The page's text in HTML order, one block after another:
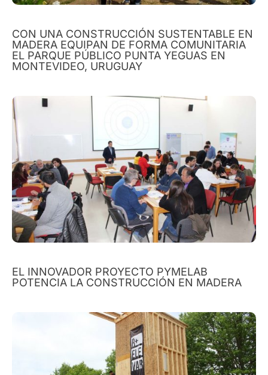
CON UNA CONSTRUCCIÓN SUSTENTABLE EN
MADERA EQUIPAN DE FORMA COMUNITARIA
EL PARQUE PÚBLICO PUNTA YEGUAS EN
MONTEVIDEO, URUGUAY
EL INNOVADOR PROYECTO PYMELAB
POTENCIA LA CONSTRUCCIÓN EN MADERA